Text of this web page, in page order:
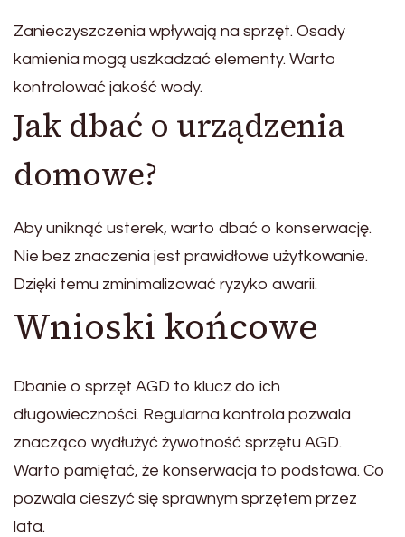
Zanieczyszczenia wpływają na sprzęt. Osady
kamienia mogą uszkadzać elementy. Warto
kontrolować jakość wody.
Jak dbać o urządzenia
domowe?
Aby uniknąć usterek, warto dbać o konserwację.
Nie bez znaczenia jest prawidłowe użytkowanie.
Dzięki temu zminimalizować ryzyko awarii.
Wnioski końcowe
Dbanie o sprzęt AGD to klucz do ich
długowieczności. Regularna kontrola pozwala
znacząco wydłużyć żywotność sprzętu AGD.
Warto pamiętać, że konserwacja to podstawa. Co
pozwala cieszyć się sprawnym sprzętem przez
lata.